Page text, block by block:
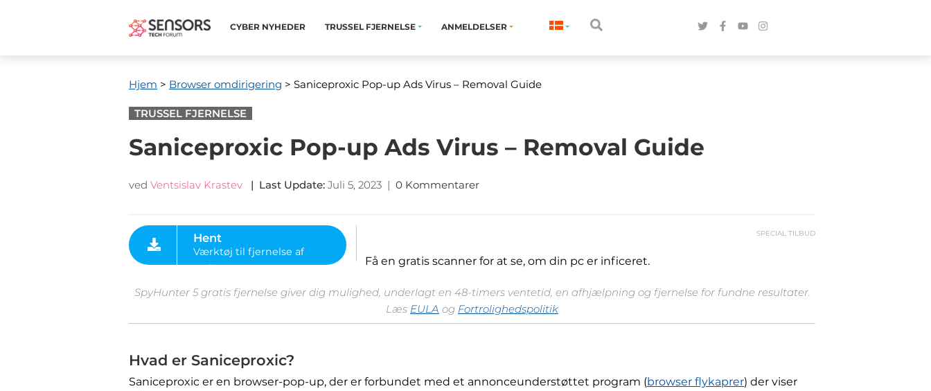
CYBER ​​NYHEDER TRUSSEL FJERNELSE ANMELDELSER
Hjem > Browser omdirigering > Saniceproxic Pop-up Ads Virus – Removal Guide
TRUSSEL FJERNELSE
Saniceproxic Pop-up Ads Virus – Removal Guide
ved Ventsislav Krastev | Last Update: Juli 5, 2023 | 0 Kommentarer
SPECIAL TILBUD
Værktøj til fjernelse af
malware
Få en gratis scanner for at se, om din pc er inficeret.
SpyHunter 5 gratis fjernelse giver dig mulighed, underlagt en 48-timers ventetid, en afhjælpning og fjernelse for fundne resultater.
Læs EULA og Fortrolighedspolitik
Hvad er Saniceproxic?
Saniceproxic er en browser-pop-up, der er forbundet med et annonceunderstøttet program (browser flykaprer) der viser